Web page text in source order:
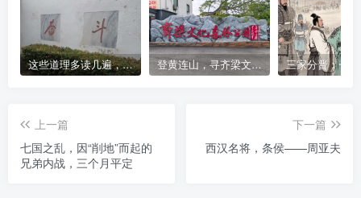
这些道理多读几遍，凡事豁然开朗 登黄连山，寻齐梁文化，这座免费森林公园藏着千年风雅与山野诗意
上一篇
七国之乱，因“削地”而起的
兄弟内战，三个月平定
下一篇
西汉名将，条侯——周亚夫